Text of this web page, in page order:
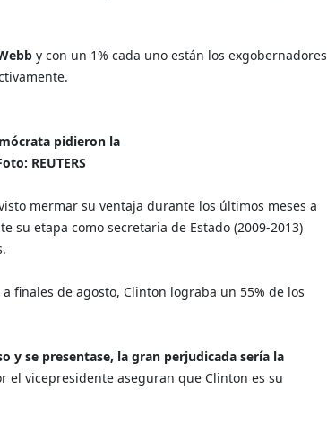
y con un 1% cada uno están los exgobernadores
pidieron la
REUTERS
mermar su ventaja durante los últimos meses a
su etapa como secretaria de Estado (2009-2013)
finales de agosto, Clinton lograba un 55% de los
y se presentase, la gran perjudicada sería la
el vicepresidente aseguran que Clinton es su